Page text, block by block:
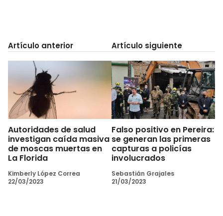
Artículo anterior
Autoridades de salud
investigan caída masiva
de moscas muertas en
La Florida
Kimberly López Correa
22/03/2023
Artículo siguiente
Falso positivo en Pereira:
se generan las primeras
capturas a policías
involucrados
Sebastián Grajales
21/03/2023